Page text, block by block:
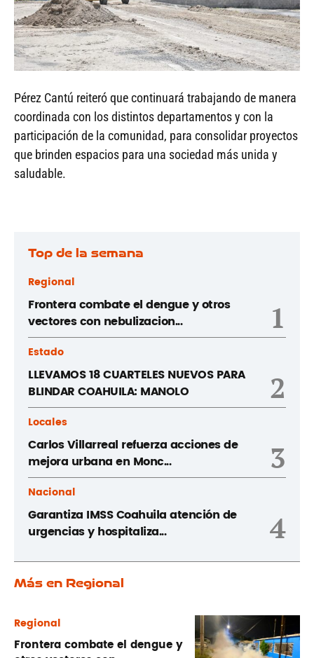
Pérez Cantú reiteró que continuará trabajando de manera
coordinada con los distintos departamentos y con la
participación de la comunidad, para consolidar proyectos
que brinden espacios para una sociedad más unida y
saludable.
Top de la semana
Regional
Frontera combate el dengue y otros
vectores con nebulizacion...
1
Estado
LLEVAMOS 18 CUARTELES NUEVOS PARA
BLINDAR COAHUILA: MANOLO
2
Locales
Carlos Villarreal refuerza acciones de
mejora urbana en Monc...
3
Nacional
Garantiza IMSS Coahuila atención de
urgencias y hospitaliza...
4
Más en Regional
Regional
Frontera combate el dengue y